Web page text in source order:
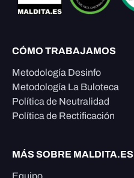
CÓMO TRABAJAMOS
Metodología Desinfo
Metodología La Buloteca
Política de Neutralidad
Política de Rectificación
MÁS SOBRE MALDITA.ES